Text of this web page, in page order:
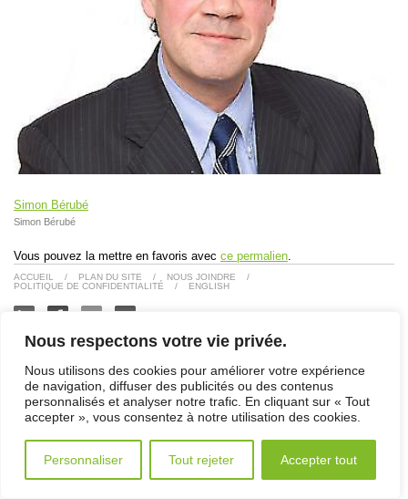
Nous respectons votre vie privée.
Nous utilisons des cookies pour améliorer votre expérience
de navigation, diffuser des publicités ou des contenus
personnalisés et analyser notre trafic. En cliquant sur « Tout
accepter », vous consentez à notre utilisation des cookies.
Personnaliser Tout rejeter Accepter tout
Simon Bérubé
Simon Bérubé
Vous pouvez la mettre en favoris avec ce permalien
ACCUEIL / PLAN DU SITE / NOUS JOINDRE
/
POLITIQUE DE CONFIDENTIALITÉ
/ ENGLISH
Conception et réalisation du site Internet par Tapage